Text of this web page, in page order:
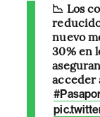
📉 Los
nuevo
30% en
acceder